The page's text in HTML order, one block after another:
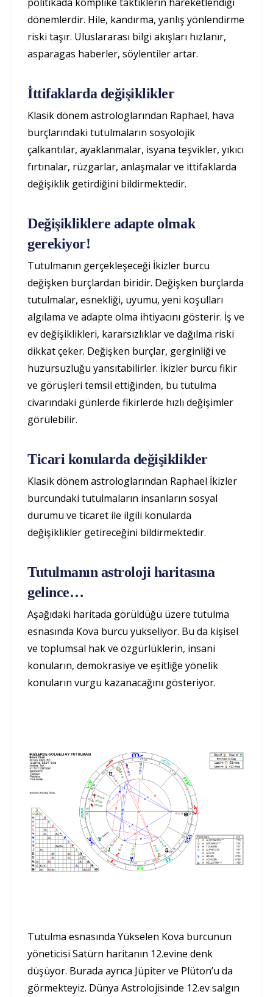
dönemlerdir. Hile, kandırma, yanlış yönlendirme
riski taşır. Uluslararası bilgi akışları hızlanır,
asparagas haberler, söylentiler artar.
İttifaklarda değişiklikler
Klasik dönem astrologlarından Raphael, hava
burçlarındaki tutulmaların sosyolojik
çalkantılar, ayaklanmalar, isyana teşvikler, yıkıcı
fırtınalar, rüzgarlar, anlaşmalar ve ittifaklarda
değişiklik getirdiğini bildirmektedir.
Değişikliklere adapte olmak
gerekiyor!
Tutulmanın gerçekleşeceği İkizler burcu
değişken burçlardan biridir. Değişken burçlarda
tutulmalar, esnekliği, uyumu, yeni koşulları
algılama ve adapte olma ihtiyacını gösterir. İş ve
ev değişiklikleri, kararsızlıklar ve dağılma riski
dikkat çeker. Değişken burçlar, gerginliği ve
huzursuzluğu yansıtabilirler. İkizler burcu fikir
ve görüşleri temsil ettiğinden, bu tutulma
civarındaki günlerde fikirlerde hızlı değişimler
görülebilir.
Ticari konularda değişiklikler
Klasik dönem astrologlarından Raphael İkizler
burcundaki tutulmaların insanların sosyal
durumu ve ticaret ile ilgili konularda
değişiklikler getireceğini bildirmektedir.
Tutulmanın astroloji haritasına
gelince…
Aşağıdaki haritada görüldüğü üzere tutulma
esnasında Kova burcu yükseliyor. Bu da kişisel
ve toplumsal hak ve özgürlüklerin, insani
konuların, demokrasiye ve eşitliğe yönelik
konuların vurgu kazanacağını gösteriyor.
Tutulma esnasında Yükselen Kova burcunun
yöneticisi Satürn haritanın 12.evine denk
düşüyor. Burada ayrıca Jüpiter ve Plüton’u da
görmekteyiz. Dünya Astrolojisinde 12.ev salgın